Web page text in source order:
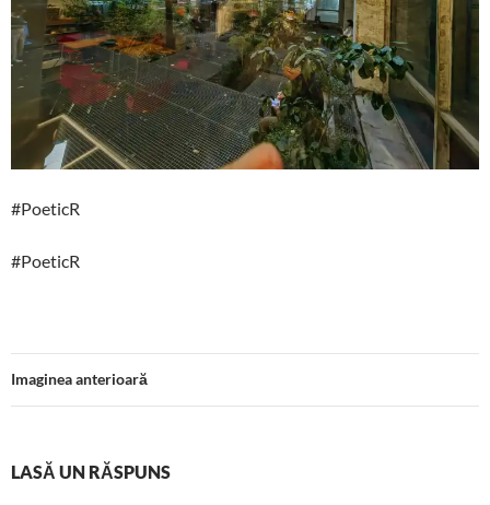
#PoeticR
#PoeticR
Imaginea anterioară
LASĂ UN RĂSPUNS